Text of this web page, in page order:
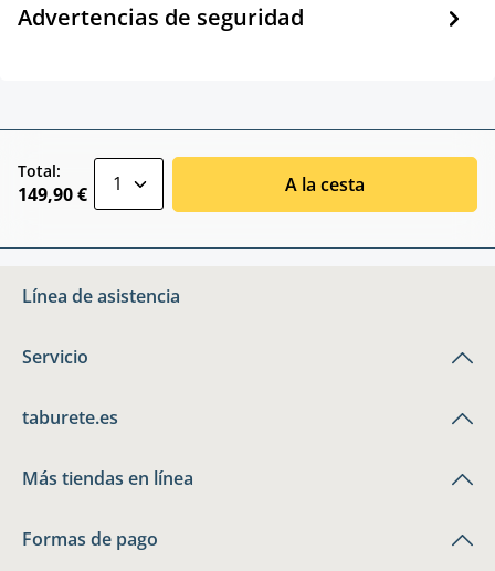
Advertencias de seguridad
Total:
149,90 € A la cesta
Línea de asistencia
Servicio
taburete.es
Más tiendas en línea
Formas de pago